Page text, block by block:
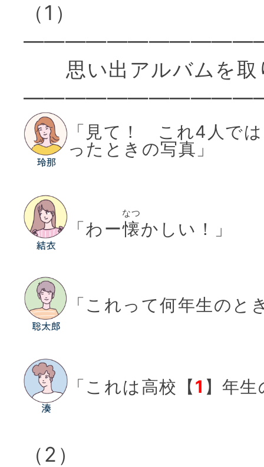
（1）
思い出アルバムを
「見て！ これ4人で
ったときの写真」
「わー懐
なつ
かしい！」
「これって何年生のと
「これは高校【1 】年
（2）